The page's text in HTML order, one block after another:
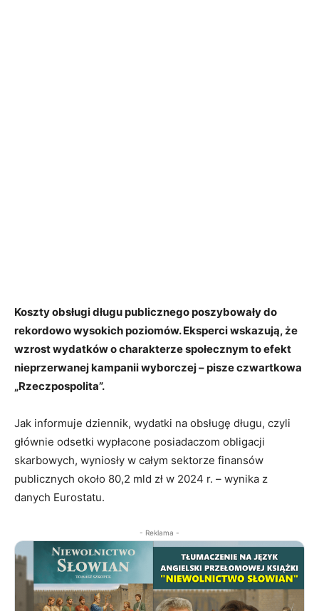
Koszty obsługi długu publicznego poszybowały do
rekordowo wysokich poziomów. Eksperci wskazują, że
wzrost wydatków o charakterze społecznym to efekt
nieprzerwanej kampanii wyborczej – pisze czwartkowa
„Rzeczpospolita”.
Jak informuje dziennik, wydatki na obsługę długu, czyli
głównie odsetki wypłacone posiadaczom obligacji
skarbowych, wyniosły w całym sektorze finansów
publicznych około 80,2 mld zł w 2024 r. – wynika z
danych Eurostatu.
- Reklama -